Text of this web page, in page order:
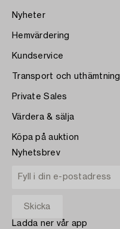
Nyheter
Hemvärdering
Kundservice
Transport och uthämtning
Private Sales
Värdera & sälja
Köpa på auktion
Nyhetsbrev
Ladda ner vår app